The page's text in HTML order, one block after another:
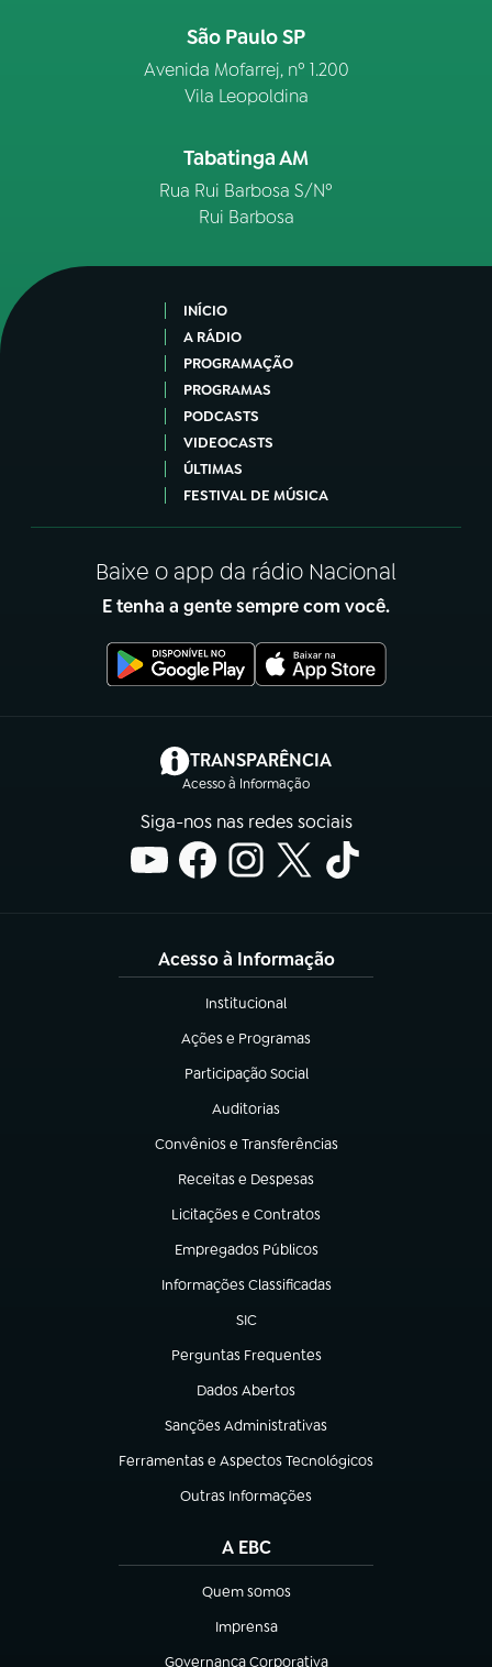
São Paulo SP
Avenida Mofarrej, nº 1.200
Vila Leopoldina
Tabatinga AM
Rua Rui Barbosa S/Nº
Rui Barbosa
INÍCIO
A RÁDIO
PROGRAMAÇÃO
PROGRAMAS
PODCASTS
VIDEOCASTS
ÚLTIMAS
FESTIVAL DE MÚSICA
Baixe o app da rádio Nacional
E tenha a gente sempre com você.
TRANSPARÊNCIA
Acesso à Informação
(abre em nova aba)
Siga-nos nas redes sociais
Acesso à Informação
Institucional
(abre em nova aba)
Ações e Programas
(abre em nova aba)
Participação Social
(abre em nova aba)
Auditorias
(abre em nova aba)
Convênios e Transferências
(abre em nova aba)
Receitas e Despesas
(abre em nova aba)
Licitações e Contratos
(abre em nova aba)
Empregados Públicos
(abre em nova aba)
Informações Classificadas
(abre em nova aba)
SIC
(abre em nova aba)
Perguntas Frequentes
(abre em nova aba)
Dados Abertos
(abre em nova aba)
Sanções Administrativas
(abre em nova aba)
Ferramentas e Aspectos Tecnológicos
(abre em nova aba)
Outras Informações
(abre em nova aba)
A EBC
Quem somos
(abre em nova aba)
Imprensa
(abre em nova aba)
Governança Corporativa